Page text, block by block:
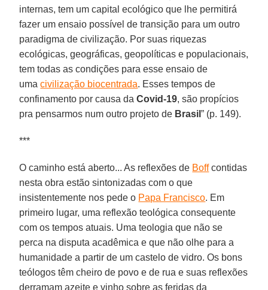
internas, tem um capital ecológico que lhe permitirá
fazer um ensaio possível de transição para um outro
paradigma de civilização. Por suas riquezas
ecológicas, geográficas, geopolíticas e populacionais,
tem todas as condições para esse ensaio de
umacivilização biocentrada. Esses tempos de
confinamento por causa daCovid-19, são propícios
pra pensarmos num outro projeto de Brasil” (p. 149).
***
O caminho está aberto... As reflexões de Boffcontidas
nesta obra estão sintonizadas com o que
insistentemente nos pede o Papa Francisco. Em
primeiro lugar, uma reflexão teológica consequente
com os tempos atuais. Uma teologia que não se
perca na disputa acadêmica e que não olhe para a
humanidade a partir de um castelo de vidro. Os bons
teólogos têm cheiro de povo e de rua e suas reflexões
derramam azeite e vinho sobre as feridas da